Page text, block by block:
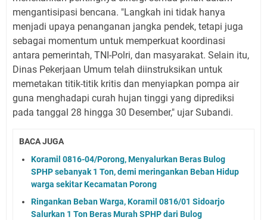
mengantisipasi bencana. "Langkah ini tidak hanya
menjadi upaya penanganan jangka pendek, tetapi juga
sebagai momentum untuk memperkuat koordinasi
antara pemerintah, TNI-Polri, dan masyarakat. Selain itu,
Dinas Pekerjaan Umum telah diinstruksikan untuk
memetakan titik-titik kritis dan menyiapkan pompa air
guna menghadapi curah hujan tinggi yang diprediksi
pada tanggal 28 hingga 30 Desember," ujar Subandi.
BACA JUGA
Koramil 0816-04/Porong, Menyalurkan Beras Bulog
SPHP sebanyak 1 Ton, demi meringankan Beban Hidup
warga sekitar Kecamatan Porong
Ringankan Beban Warga, Koramil 0816/01 Sidoarjo
Salurkan 1 Ton Beras Murah SPHP dari Bulog